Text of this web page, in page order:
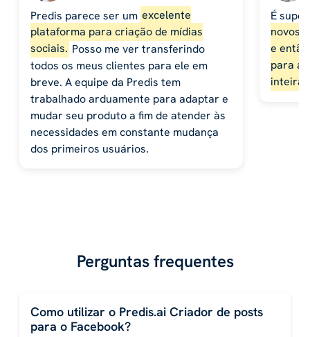
Predis parece ser um excelente
plataforma para criação de mídias
sociais. Posso me ver transferindo
todos os meus clientes para ele em
breve. A equipe da Predis tem
trabalhado arduamente para adaptar e
mudar seu produto a fim de atender às
necessidades em constante mudança
dos primeiros usuários.
É
novos
​​e
para
inteira.
Perguntas frequentes
Como utilizar o Predis.ai Criador de posts
para o Facebook?